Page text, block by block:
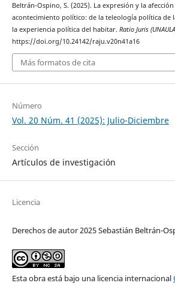
Beltrán-Ospino, S. (2025). La expresión y la
acontecimiento político: de la teleología política de
la experiencia política del habitar. Ratio Juris
https://doi.org/10.24142/raju.v20n41a16
Más formatos de cita
Número
Vol. 20 Núm. 41 (2025): Julio-Diciembre
Sección
Artículos de investigación
Licencia
Derechos de autor 2025 Sebastián Beltrán-
Esta obra está bajo una licencia internacional